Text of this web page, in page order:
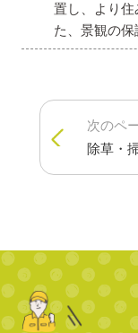
置し、より住
た、景観の保
次のペ
除草・